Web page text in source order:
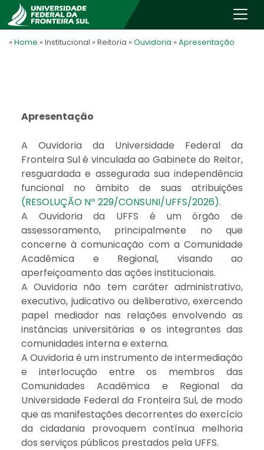
» Home » Institucional » Reitoria » Ouvidoria » Apresentação
Apresentação
A Ouvidoria da Universidade Federal da
Fronteira Sul é vinculada ao Gabinete do Reitor,
resguardada e assegurada sua independência
funcional no âmbito de suas atribuições
(RESOLUÇÃO Nº 229/CONSUNI/UFFS/2026).
A Ouvidoria da UFFS é um órgão de
assessoramento, principalmente no que
concerne à comunicação com a Comunidade
Acadêmica e Regional, visando ao
aperfeiçoamento das ações institucionais.
A Ouvidoria não tem caráter administrativo,
executivo, judicativo ou deliberativo, exercendo
papel mediador nas relações envolvendo as
instâncias universitárias e os integrantes das
comunidades interna e externa.
A Ouvidoria é um instrumento de intermediação
e interlocução entre os membros das
Comunidades Acadêmica e Regional da
Universidade Federal da Fronteira Sul, de modo
que as manifestações decorrentes do exercício
da cidadania provoquem contínua melhoria
dos serviços públicos prestados pela UFFS.